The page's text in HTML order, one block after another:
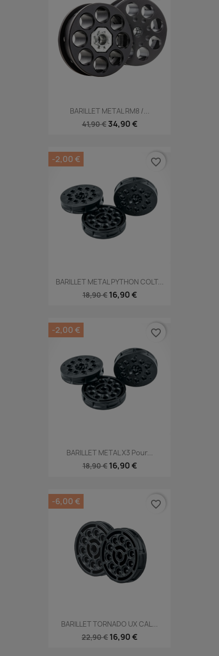
BARILLET METAL RM8 /...
41,90 € 34,90 €
BARILLET METAL PYTHON COLT...
18,90 € 16,90 €
-2,00 € favorite_border
BARILLET METAL X3 Pour...
18,90 € 16,90 €
-2,00 € favorite_border
BARILLET TORNADO UX CAL...
22,90 € 16,90 €
-6,00 € favorite_border